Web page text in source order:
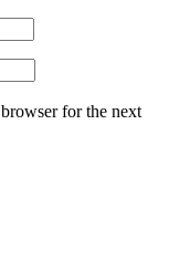
for the next